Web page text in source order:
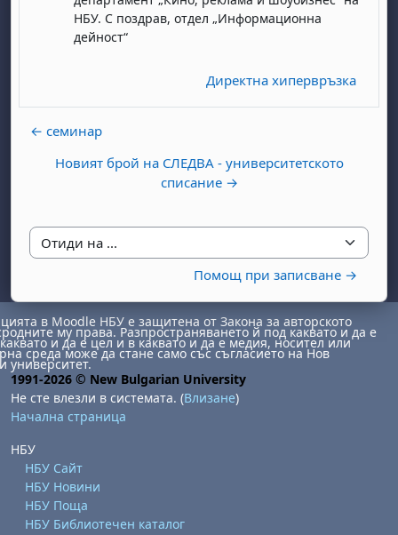
НБУ. С поздрав, отдел „Информационна
дейност“
Директна хипервръзка
← семинар
Новият брой на СЛЕДВА - университетското
списание →
Отиди на ...
Помощ при записване →
29 август
неделя, 30 август
в Moodle НБУ е защитена от Закона за авторското
му права. Разпространяването й под каквато и да е
и да е цел и в каквато и да е медия, носител или
среда може да стане само със съгласието на Нов
университет.
1991-2026 © New Bulgarian University
Не сте влезли в системата. (Влизане)
Начална страница
НБУ
НБУ Сайт
НБУ Новини
НБУ Поща
НБУ Библиотечен каталог